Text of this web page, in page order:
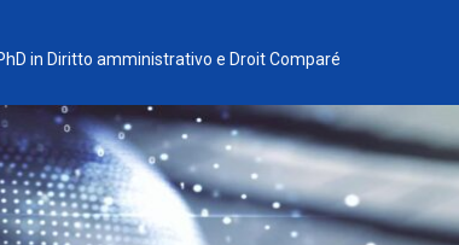
in Diritto amministrativo e Droit Comparé